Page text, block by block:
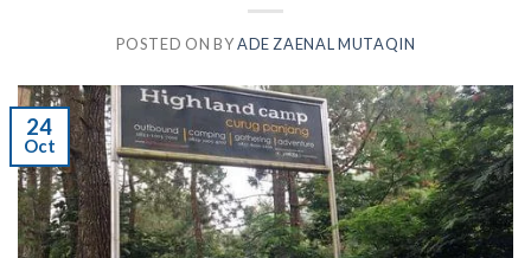
POSTED ON BYADE ZAENAL MUTAQIN
24
Oct